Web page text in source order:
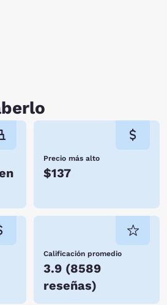
Precio más alto
$137
Calificación promedio
3.9 (8589
reseñas)